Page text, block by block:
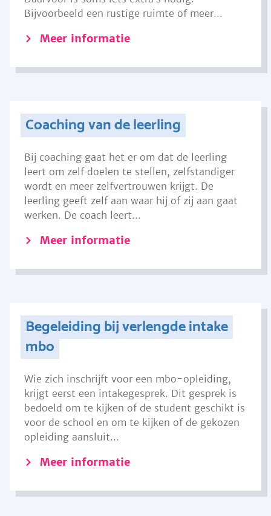
Bijvoorbeeld een rustige ruimte of meer...
Meer informatie
Coaching van de leerling
Bij coaching gaat het er om dat de leerling
leert om zelf doelen te stellen, zelfstandiger
wordt en meer zelfvertrouwen krijgt. De
leerling geeft zelf aan waar hij of zij aan gaat
werken. De coach leert...
Meer informatie
Begeleiding bij verlengde intake
mbo
Wie zich inschrijft voor een mbo-opleiding,
krijgt eerst een intakegesprek. Dit gesprek is
bedoeld om te kijken of de student geschikt is
voor de school en om te kijken of de gekozen
opleiding aansluit...
Meer informatie